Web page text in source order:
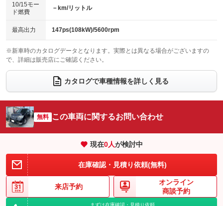
ベンチシート
：装備なし
チップアップシート
：装備なし
：装備なし ：装備なし
ウォークスルー
：装備あり
電動リアゲート フロントカメラ
：装備なし
：装備なし ：装備なし
サイドカメラ
：装備なし ルーフレール
：装備なし
：装備なし
：装備なし
10/15モー
ド燃費
－km/リットル
最高出力 147ps(108kW)/5600rpm
※新車時のカタログデータとなります。実際とは異なる場合がございますの
で、詳細は販売店にご確認ください。
カタログで車種情報を詳しく見る
無料 この車両に関するお問い合わせ
現在0人が検討中
在庫確認・見積り依頼(無料)
来店予約
オンライン
商談予約
まずは在庫確認・見積り依頼